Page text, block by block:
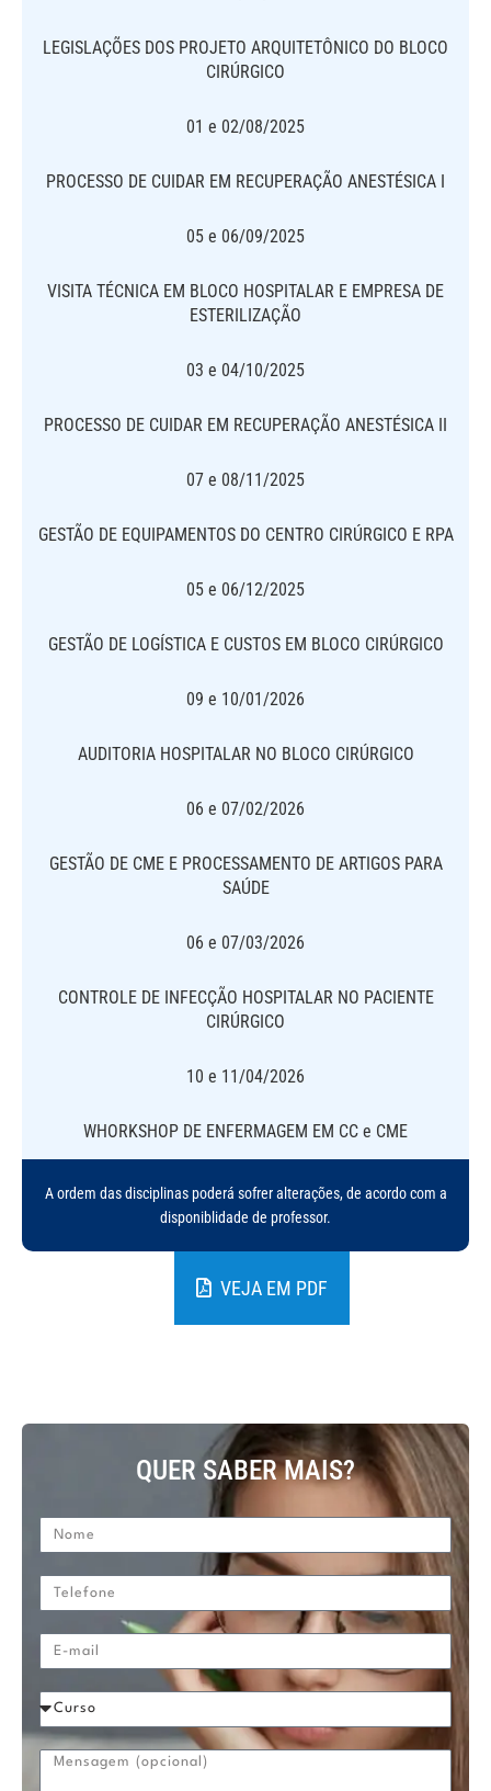
LEGISLAÇÕES DOS PROJETO ARQUITETÔNICO DO BLOCO
CIRÚRGICO
01 e 02/08/2025
PROCESSO DE CUIDAR EM RECUPERAÇÃO ANESTÉSICA I
05 e 06/09/2025
VISITA TÉCNICA EM BLOCO HOSPITALAR E EMPRESA DE
ESTERILIZAÇÃO
03 e 04/10/2025
PROCESSO DE CUIDAR EM RECUPERAÇÃO ANESTÉSICA II
07 e 08/11/2025
GESTÃO DE EQUIPAMENTOS DO CENTRO CIRÚRGICO E RPA
05 e 06/12/2025
GESTÃO DE LOGÍSTICA E CUSTOS EM BLOCO CIRÚRGICO
09 e 10/01/2026
AUDITORIA HOSPITALAR NO BLOCO CIRÚRGICO
06 e 07/02/2026
GESTÃO DE CME E PROCESSAMENTO DE ARTIGOS PARA
SAÚDE
06 e 07/03/2026
CONTROLE DE INFECÇÃO HOSPITALAR NO PACIENTE
CIRÚRGICO
10 e 11/04/2026
WHORKSHOP DE ENFERMAGEM EM CC e CME
A ordem das disciplinas poderá sofrer alterações, de acordo com a
disponiblidade de professor.
VEJA EM PDF
QUER SABER MAIS?